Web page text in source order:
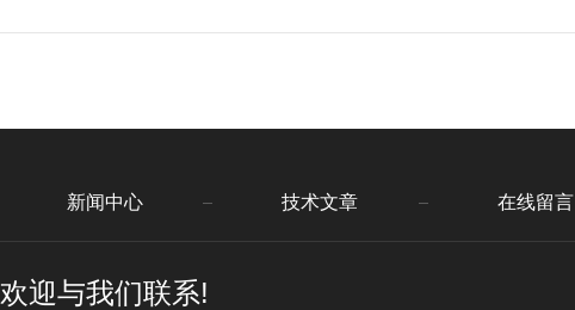
新闻中心 技术文章 在线留言
欢迎与我们联系!